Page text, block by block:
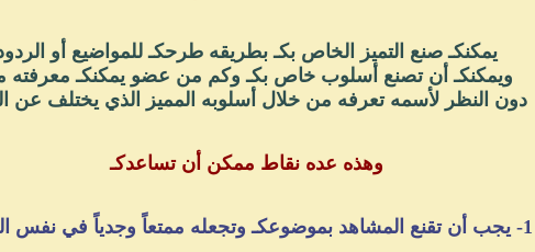
يمكنكـ صنع التميز الخاص بكـ بطريقه طرحكـ للمواضيع أو
ويمكنكـ أن تصنع أسلوب خاص بكـ وكم من عضو يمكنكـ معرفته
دون النظر لأسمه تعرفه من خلال أسلوبه المميز الذي يختلف عن
وهذه عده نقاط ممكن أن تساعدكـ
1- يجب أن تقنع المشاهد بموضوعكـ وتجعله ممتعاً وجدياً في نفس الوقت